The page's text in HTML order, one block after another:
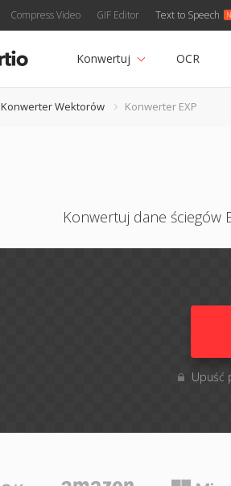
Compress Video GIF Editor Text to Speech
Konwertuj OCR
Konwerter Wektorów Konwerter EXP
Konwertuj dane ściegów
Upuść